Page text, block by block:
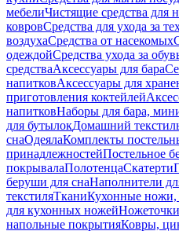
мебелиЧистящие средства для
ковровСредства для ухода за
воздухаСредства от насекомых
одеждойСредства ухода за
средстваАксессуары для бара
напитковАксессуары для
приготовления коктейлей
напитковНаборы для бара,
для бутылокДомашний
снаОдеялаКомплекты
принадлежностейПостельное
покрывалаПолотенцаСкатерти
беруши для снаНаполнители
текстиляТканиКухонные ножи,
для кухонных ножей
напольные покрытияКовры,